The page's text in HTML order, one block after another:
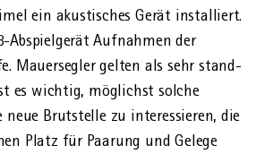
ein akustisches Gerät installiert.
Abspiel­gerät Au­fnahmen der
Mauer­segler gelten als sehr stand­
es wichtig, möglichst solche
Brut­stelle zu interessieren, die
Platz für Paarung und Gelege